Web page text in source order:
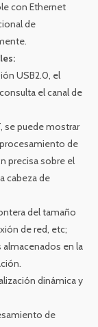
con Ethernet
de
USB2.0, el
el canal de
se puede mostrar
de
precisa sobre el
cabeza de
del tamaño
de red, etc;
almacenados en la
dinámica y
de